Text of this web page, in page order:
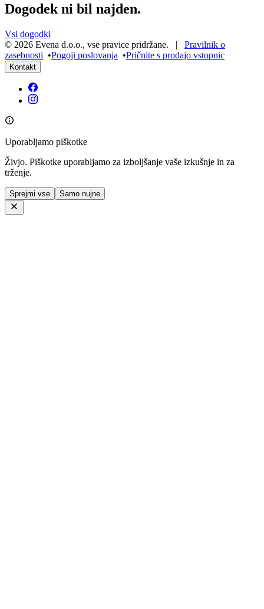
Dogodek ni bil najden.
Vsi dogodki
© 2026 Evena d.o.o., vse pravice pridržane. | Pravilnik o
zasebnosti •Pogoji poslovanja •Pričnite s prodajo vstopnic
Kontakt
Uporabljamo piškotke
Živjo. Piškotke uporabljamo za izboljšanje vaše izkušnje in za
trženje.
Sprejmi vse Samo nujne